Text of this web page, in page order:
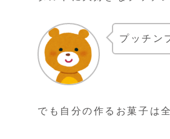
プッチン
でも自分の作るお菓子は